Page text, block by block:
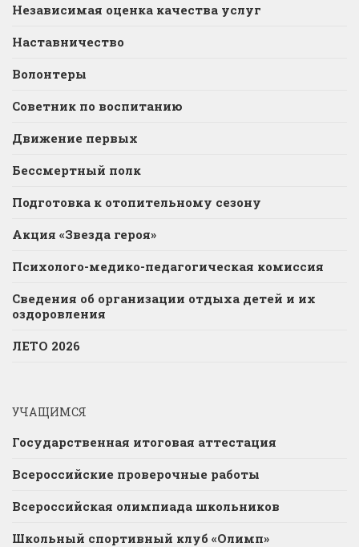
Независимая оценка качества услуг
Наставничество
Волонтеры
Советник по воспитанию
Движение первых
Бессмертный полк
Подготовка к отопительному сезону
Акция «Звезда героя»
Психолого-медико-педагогическая комиссия
Сведения об организации отдыха детей и их
оздоровления
ЛЕТО 2026
УЧАЩИМСЯ
Государственная итоговая аттестация
Всероссийские проверочные работы
Всероссийская олимпиада школьников
Школьный спортивный клуб «Олимп»